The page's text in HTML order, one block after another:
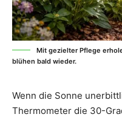
Mit gezielter Pflege
blühen bald wieder.
Wenn die Sonne
Thermometer die 30-